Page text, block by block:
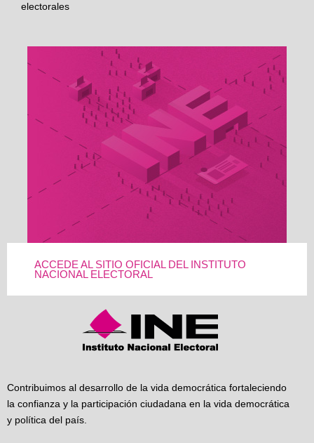
electorales
ACCEDE AL SITIO OFICIAL DEL INSTITUTO
NACIONAL ELECTORAL
Contribuimos al desarrollo de la vida democrática fortaleciendo
la confianza y la participación ciudadana en la vida democrática
y política del país.